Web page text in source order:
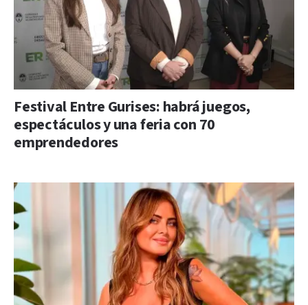
Festival Entre Gurises: habrá juegos,
espectáculos y una feria con 70
emprendedores